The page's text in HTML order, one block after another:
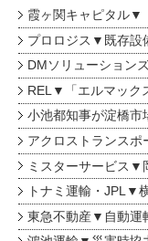
霞ヶ関キャピタル▼
プロロジス▼既存設
DMソリューション
REL▼「エルマック
小池都知事が淀橋市
アクロストランス
ミスターサービス▼
トナミ運輸・JPL▼
東急不動産▼自動運